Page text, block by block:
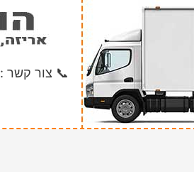
📞 צור קשר :